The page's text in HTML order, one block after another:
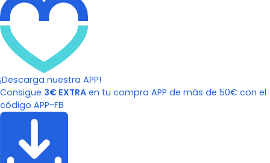
¡Descarga nuestra APP!
Consigue 3€ EXTRA en tu compra APP de más de 50€ con el
código APP-FB